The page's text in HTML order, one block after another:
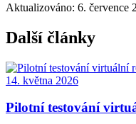
Aktualizováno: 6. července
Další články
14. května 2026
Pilotní testování